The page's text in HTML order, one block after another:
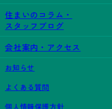
住まいのコラム・
スタッフブログ
会社案内・アクセス
お知らせ
よくある質問
個人情報保護方針